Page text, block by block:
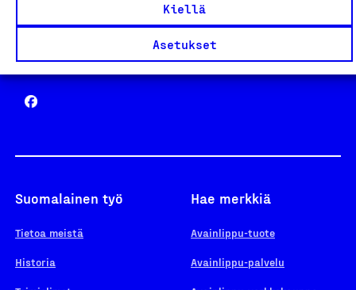
Kiellä
Asetukset
Yhteiskunnallinen Yritys -merkki
Suomalainen työ
Tietoa meistä
Historia
Hae merkkiä
Avainlippu-tuote
Avainlippu-palvelu